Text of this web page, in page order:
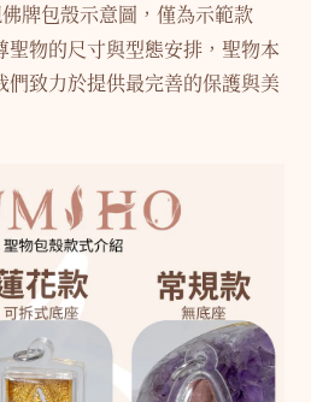
牌包殼示意圖，僅為示範款
聖物的尺寸與型態安排，聖物本
們致力於提供最完善的保護與美